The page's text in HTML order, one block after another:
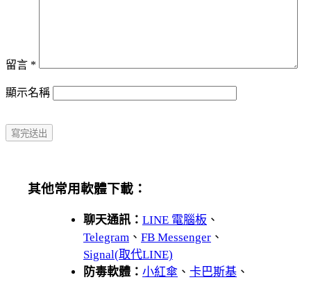
留言 *
顯示名稱
其他常用軟體下載：
聊天通訊： LINE 電腦板 、
Telegram 、 FB Messenger 、
Signal(取代LINE)
防毒軟體： 小紅傘 、 卡巴斯基 、